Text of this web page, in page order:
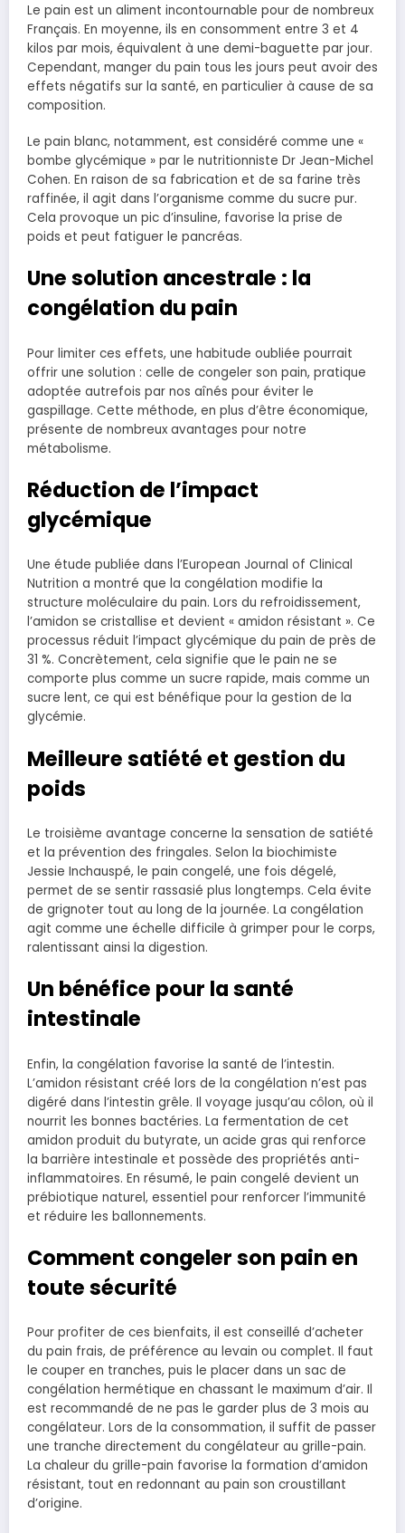
Le pain est un aliment incontournable pour de nombreux
Français. En moyenne, ils en consomment entre 3 et 4
kilos par mois, équivalent à une demi-baguette par jour.
Cependant, manger du pain tous les jours peut avoir des
effets négatifs sur la santé, en particulier à cause de sa
composition.
Le pain blanc, notamment, est considéré comme une «
bombe glycémique » par le nutritionniste Dr Jean-Michel
Cohen. En raison de sa fabrication et de sa farine très
raffinée, il agit dans l’organisme comme du sucre pur.
Cela provoque un pic d’insuline, favorise la prise de
poids et peut fatiguer le pancréas.
Une solution ancestrale : la
congélation du pain
Pour limiter ces effets, une habitude oubliée pourrait
offrir une solution : celle de congeler son pain, pratique
adoptée autrefois par nos aînés pour éviter le
gaspillage. Cette méthode, en plus d’être économique,
présente de nombreux avantages pour notre
métabolisme.
Réduction de l’impact
glycémique
Une étude publiée dans l’European Journal of Clinical
Nutrition a montré que la congélation modifie la
structure moléculaire du pain. Lors du refroidissement,
l’amidon se cristallise et devient « amidon résistant ». Ce
processus réduit l’impact glycémique du pain de près de
31 %. Concrètement, cela signifie que le pain ne se
comporte plus comme un sucre rapide, mais comme un
sucre lent, ce qui est bénéfique pour la gestion de la
glycémie.
Meilleure satiété et gestion du
poids
Le troisième avantage concerne la sensation de satiété
et la prévention des fringales. Selon la biochimiste
Jessie Inchauspé, le pain congelé, une fois dégelé,
permet de se sentir rassasié plus longtemps. Cela évite
de grignoter tout au long de la journée. La congélation
agit comme une échelle difficile à grimper pour le corps,
ralentissant ainsi la digestion.
Un bénéfice pour la santé
intestinale
Enfin, la congélation favorise la santé de l’intestin.
L’amidon résistant créé lors de la congélation n’est pas
digéré dans l’intestin grêle. Il voyage jusqu’au côlon, où il
nourrit les bonnes bactéries. La fermentation de cet
amidon produit du butyrate, un acide gras qui renforce
la barrière intestinale et possède des propriétés anti-
inflammatoires. En résumé, le pain congelé devient un
prébiotique naturel, essentiel pour renforcer l’immunité
et réduire les ballonnements.
Comment congeler son pain en
toute sécurité
Pour profiter de ces bienfaits, il est conseillé d’acheter
du pain frais, de préférence au levain ou complet. Il faut
le couper en tranches, puis le placer dans un sac de
congélation hermétique en chassant le maximum d’air. Il
est recommandé de ne pas le garder plus de 3 mois au
congélateur. Lors de la consommation, il suffit de passer
une tranche directement du congélateur au grille-pain.
La chaleur du grille-pain favorise la formation d’amidon
résistant, tout en redonnant au pain son croustillant
d’origine.